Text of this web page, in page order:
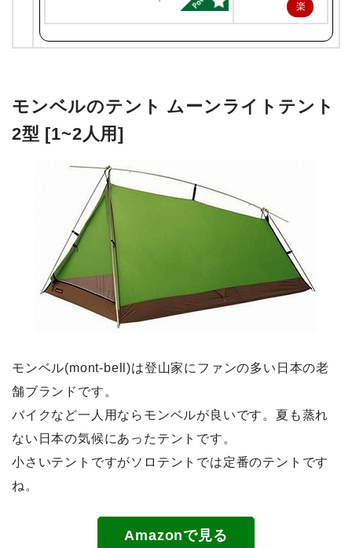
楽
天
で
モンベルのテント ムーンライトテント
2型 [1~2人用]
モンベル(mont-bell)は登山家にファンの多い日本の老
舗ブランドです。
バイクなど一人用ならモンベルが良いです。夏も蒸れ
ない日本の気候にあったテントです。
小さいテントですがソロテントでは定番のテントです
ね。
Amazonで見る